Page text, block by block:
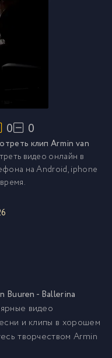
0 0
клип Armin van
видео онлайн в
на Android, iphone
Buuren - Ballerina
видео
и клипы в хорошем
творчеством Armin